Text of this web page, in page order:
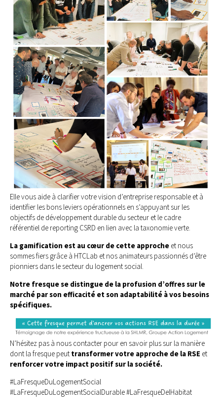
Elle vous aide à clarifier votre vision d’entreprise responsable et à
identifier les bons leviers opérationnels en s’appuyant sur les
objectifs de développement durable du secteur et le cadre
référentiel de reporting CSRD en lien avec la taxonomie verte.
La gamification est au cœur de cette approche et nous
sommes fiers grâce à HTCLab et nos animateurs passionnés d’être
pionniers dans le secteur du logement social.
Notre fresque se distingue de la profusion d’offres sur le
marché par son efficacité et son adaptabilité à vos besoins
spécifiques.
N’hésitez pas à nous contacter pour en savoir plus sur la manière
dont la fresque peut transformer votre approche de la RSE et
renforcer votre impact positif sur la société.
#LaFresqueDuLogementSocial
#LaFresqueDuLogementSocialDurable #LaFresqueDelHabitat